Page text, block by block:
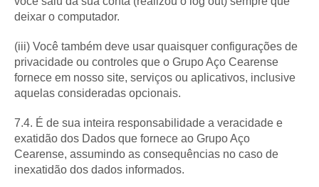
deixar o computador.
(iii) Você também deve usar quaisquer configurações de
privacidade ou controles que o Grupo Aço Cearense
fornece em nosso site, serviços ou aplicativos, inclusive
aquelas consideradas opcionais.
7.4. É de sua inteira responsabilidade a veracidade e
exatidão dos Dados que fornece ao Grupo Aço
Cearense, assumindo as consequências no caso de
inexatidão dos dados informados.